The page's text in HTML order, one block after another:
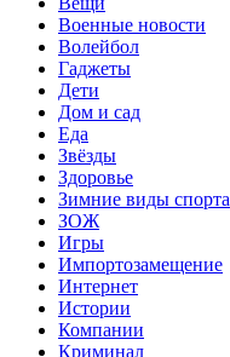
Военные новости
Волейбол
Гаджеты
Дети
Дом и сад
Еда
Звёзды
Здоровье
Зимние виды спорта
ЗОЖ
Игры
Импортозамещение
Интернет
Истории
Компании
Криминал